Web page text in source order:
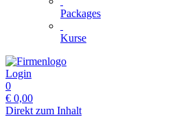
Packages
Kurse
Login
0
€ 0,00
Direkt zum Inhalt